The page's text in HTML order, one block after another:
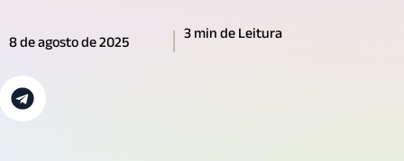
8 de agosto de 2025
3 min de Leitura